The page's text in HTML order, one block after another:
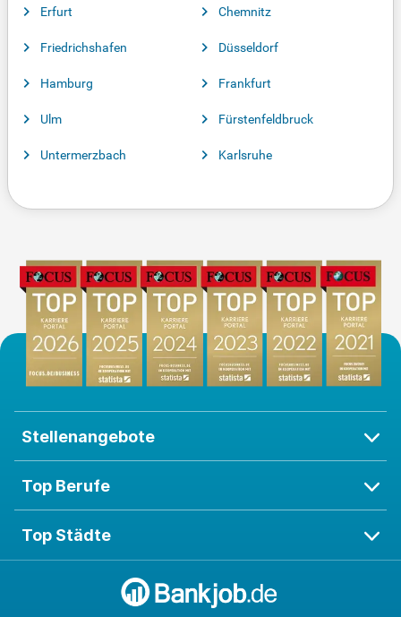
Erfurt
Friedrichshafen
Hamburg
Ulm
Untermerzbach
Chemnitz
Düsseldorf
Frankfurt
Fürstenfeldbruck
Karlsruhe
Stellenangebote
Top Berufe
Top Städte